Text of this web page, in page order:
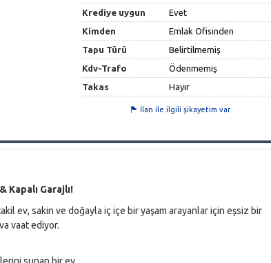
Krediye uygun
Evet
Kimden
Emlak Ofisinden
Tapu Türü
Belirtilmemiş
Kdv-Trafo
Ödenmemiş
Takas
Hayır
İlan ile ilgili şikayetim var
Kapalı Garajlı!
ev, sakin ve doğayla iç içe bir yaşam arayanlar için eşsiz bir
vaat ediyor.